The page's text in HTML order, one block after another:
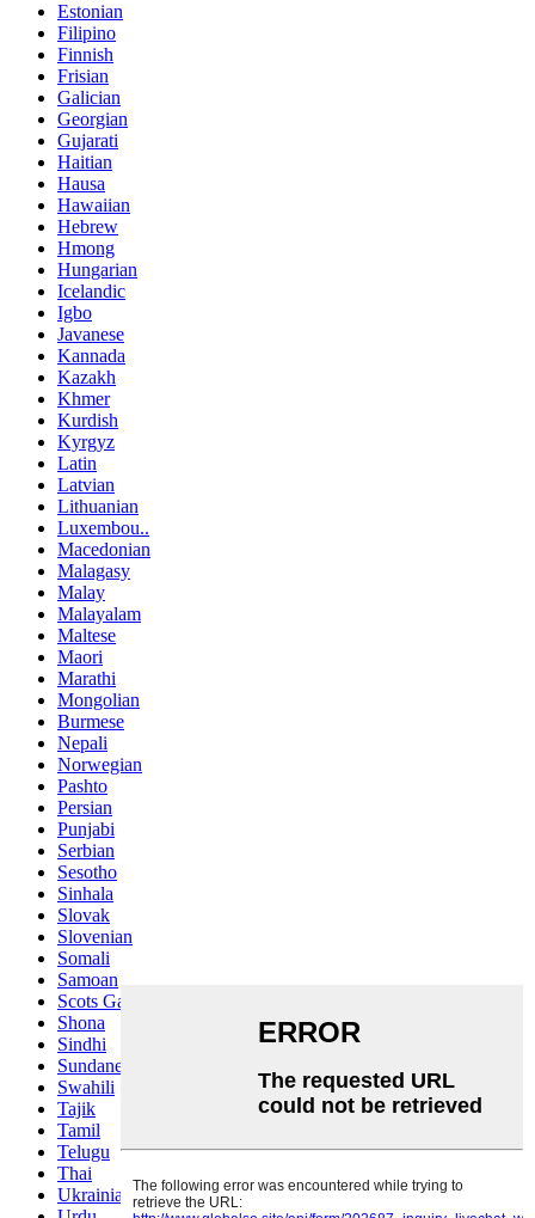
Estonian
Filipino
Finnish
Frisian
Galician
Georgian
Gujarati
Haitian
Hausa
Hawaiian
Hebrew
Hmong
Hungarian
Icelandic
Igbo
Javanese
Kannada
Kazakh
Khmer
Kurdish
Kyrgyz
Latin
Latvian
Lithuanian
Luxembou..
Macedonian
Malagasy
Malay
Malayalam
Maltese
Maori
Marathi
Mongolian
Burmese
Nepali
Norwegian
Pashto
Persian
Punjabi
Serbian
Sesotho
Sinhala
Slovak
Slovenian
Somali
Samoan
Scots Gaelic
Shona
Sindhi
Sundanese
Swahili
Tajik
Tamil
Telugu
Thai
Ukrainian